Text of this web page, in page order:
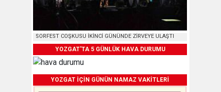
SORFEST COŞKUSU İKİNCİ GÜNÜNDE ZİRVEYE ULAŞTI
YOZGAT'TA 5 GÜNLÜK HAVA DURUMU
YOZGAT İÇİN GÜNÜN NAMAZ VAKİTLERİ